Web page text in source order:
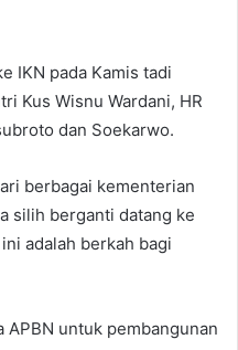
IKN pada Kamis tadi
Kus Wisnu Wardani, HR
dan Soekarwo.
berbagai kementerian
silih berganti datang ke
adalah berkah bagi
APBN untuk pembangunan